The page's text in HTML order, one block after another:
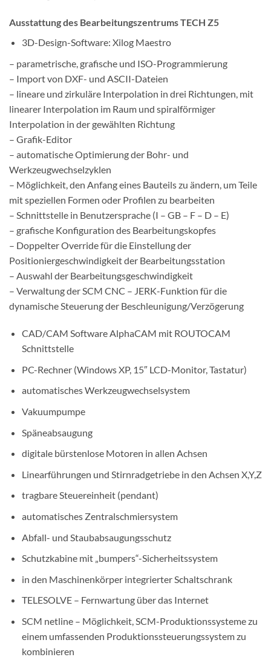
Ausstattung des Bearbeitungszentrums TECH Z5
3D-Design-Software: Xilog Maestro
– parametrische, grafische und ISO-Programmierung
– Import von DXF- und ASCII-Dateien
– lineare und zirkuläre Interpolation in drei Richtungen, mit
linearer Interpolation im Raum und spiralförmiger
Interpolation in der gewählten Richtung
– Grafik-Editor
– automatische Optimierung der Bohr- und
Werkzeugwechselzyklen
– Möglichkeit, den Anfang eines Bauteils zu ändern, um Teile
mit speziellen Formen oder Profilen zu bearbeiten
– Schnittstelle in Benutzersprache (I – GB – F – D – E)
– grafische Konfiguration des Bearbeitungskopfes
– Doppelter Override für die Einstellung der
Positioniergeschwindigkeit der Bearbeitungsstation
– Auswahl der Bearbeitungsgeschwindigkeit
– Verwaltung der SCM CNC – JERK-Funktion für die
dynamische Steuerung der Beschleunigung/Verzögerung
CAD/CAM Software AlphaCAM mit ROUTOCAM
Schnittstelle
PC-Rechner (Windows XP, 15″ LCD-Monitor, Tastatur)
automatisches Werkzeugwechselsystem
Vakuumpumpe
Späneabsaugung
digitale bürstenlose Motoren in allen Achsen
Linearführungen und Stirnradgetriebe in den Achsen X,Y,Z
tragbare Steuereinheit (pendant)
automatisches Zentralschmiersystem
Abfall- und Staubabsaugungsschutz
Schutzkabine mit „bumpers“-Sicherheitssystem
in den Maschinenkörper integrierter Schaltschrank
TELESOLVE – Fernwartung über das Internet
SCM netline – Möglichkeit, SCM-Produktionssysteme zu
einem umfassenden Produktionssteuerungssystem zu
kombinieren